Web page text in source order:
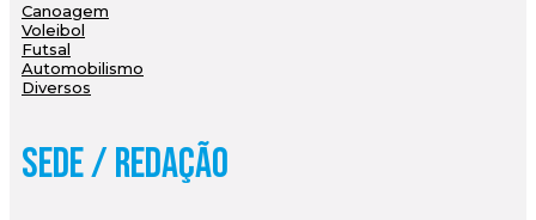
Canoagem
Voleibol
Futsal
Automobilismo
Diversos
Sede / Redação